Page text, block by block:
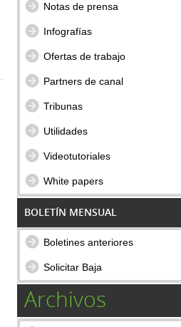
Notas de prensa
Infografías
Ofertas de trabajo
Partners de canal
Tribunas
Utilidades
Videotutoriales
White papers
BOLETÍN MENSUAL
Boletines anteriores
Solicitar Baja
Archivos